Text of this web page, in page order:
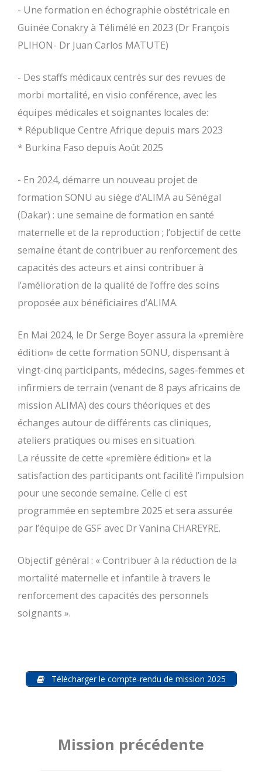
- Une formation en échographie obstétricale en
Guinée Conakry à Télimélé en 2023 (Dr François
PLIHON- Dr Juan Carlos MATUTE)
- Des staffs médicaux centrés sur des revues de
morbi mortalité, en visio conférence, avec les
équipes médicales et soignantes locales de:
* République Centre Afrique depuis mars 2023
* Burkina Faso depuis Août 2025
- En 2024, démarre un nouveau projet de
formation SONU au siège d’ALIMA au Sénégal
(Dakar) : une semaine de formation en santé
maternelle et de la reproduction ; l’objectif de cette
semaine étant de contribuer au renforcement des
capacités des acteurs et ainsi contribuer à
l’amélioration de la qualité de l’offre des soins
proposée aux bénéficiaires d’ALIMA.
En Mai 2024, le Dr Serge Boyer assura la «première
édition» de cette formation SONU, dispensant à
vingt-cinq participants, médecins, sages-femmes et
infirmiers de terrain (venant de 8 pays africains de
mission ALIMA) des cours théoriques et des
échanges autour de différents cas cliniques,
ateliers pratiques ou mises en situation.
La réussite de cette «première édition» et la
satisfaction des participants ont facilité l’impulsion
pour une seconde semaine. Celle ci est
programmée en septembre 2025 et sera assurée
par l’équipe de GSF avec Dr Vanina CHAREYRE.
Objectif général : « Contribuer à la réduction de la
mortalité maternelle et infantile à travers le
renforcement des capacités des personnels
soignants ».
Télécharger le compte-rendu de mission 2025
Mission précédente